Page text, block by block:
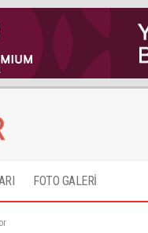
FOTO GALERİ